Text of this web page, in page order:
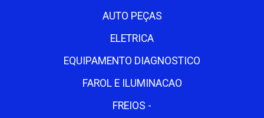
AUTO PEÇAS
ELETRICA
EQUIPAMENTO DIAGNOSTICO
FAROL E ILUMINACAO
FREIOS -